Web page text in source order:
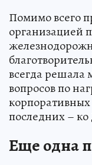
Помимо всего
организацией
всегда решала
вопросов по
последних –
Еще одна